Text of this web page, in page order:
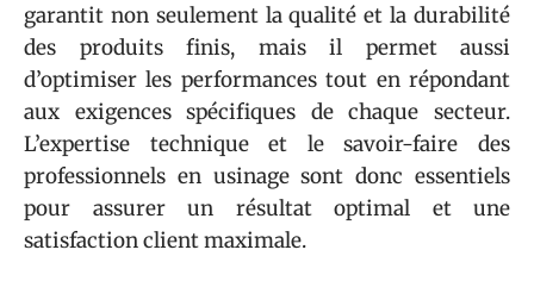
garantit non seulement la qualité et la durabilité
des produits finis, mais il permet aussi
d’optimiser les performances tout en répondant
aux exigences spécifiques de chaque secteur.
L’expertise technique et le savoir-faire des
professionnels en usinage sont donc essentiels
pour assurer un résultat optimal et une
satisfaction client maximale.